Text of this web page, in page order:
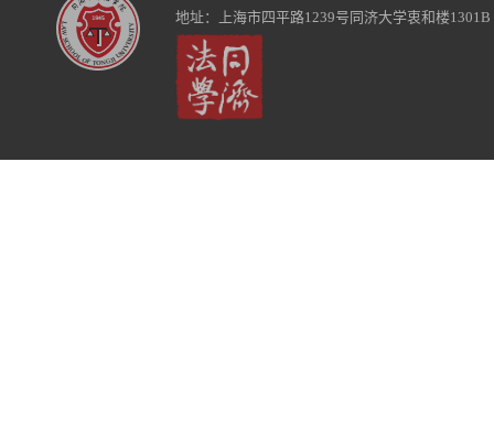
地址：上海市四平路1239号同济大学衷和楼1301B